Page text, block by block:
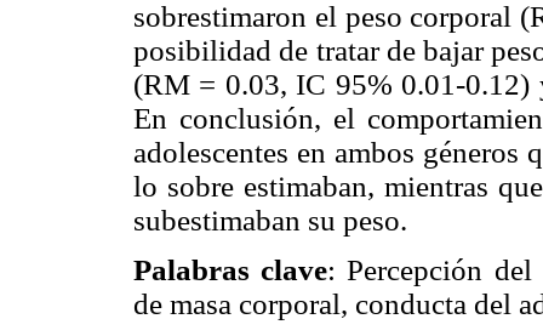
sobrestimaron el peso corporal
posibilidad de tratar de bajar
(RM = 0.03, IC 95% 0.01-
En conclusión, el
adolescentes en ambos géneros
lo sobre estimaban, mientras
subestimaban su peso.
Palabras clave: Percepción del
de masa corporal, conducta del